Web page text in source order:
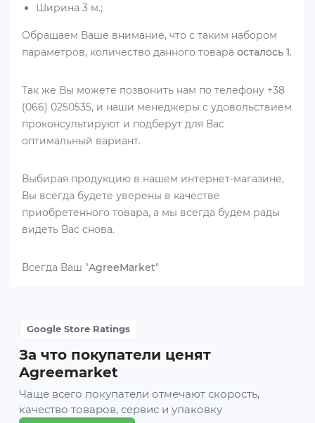
Ширина 3 м.;
Обращаем Ваше внимание, что с таким набором
параметров, количество данного товара осталось 1.
Так же Вы можете позвонить нам по телефону +38
(066) 0250535, и наши менеджеры с удовольствием
проконсультируют и подберут для Вас
оптимальный вариант.
Выбирая продукцию в нашем интернет-магазине,
Вы всегда будете уверены в качестве
приобретенного товара, а мы всегда будем рады
видеть Вас снова.
Всегда Ваш "AgreeMarket"
Google Store Ratings
За что покупатели ценят
Agreemarket
Чаще всего покупатели отмечают скорость,
качество товаров, сервис и упаковку